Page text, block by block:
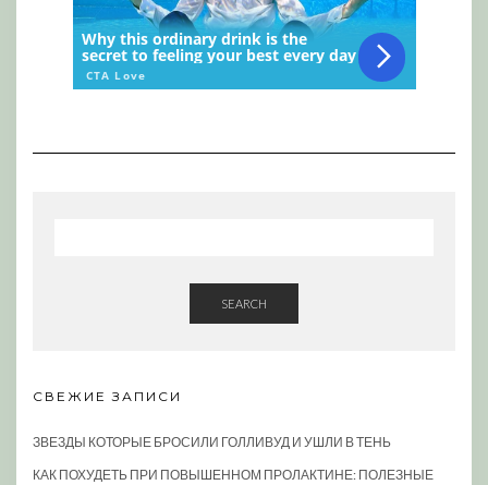
SEARCH
СВЕЖИЕ ЗАПИСИ
ЗВЕЗДЫ КОТОРЫЕ БРОСИЛИ ГОЛЛИВУД И УШЛИ В ТЕНЬ
КАК ПОХУДЕТЬ ПРИ ПОВЫШЕННОМ ПРОЛАКТИНЕ: ПОЛЕЗНЫЕ